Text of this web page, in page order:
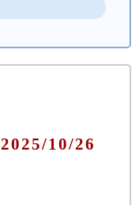
10/26